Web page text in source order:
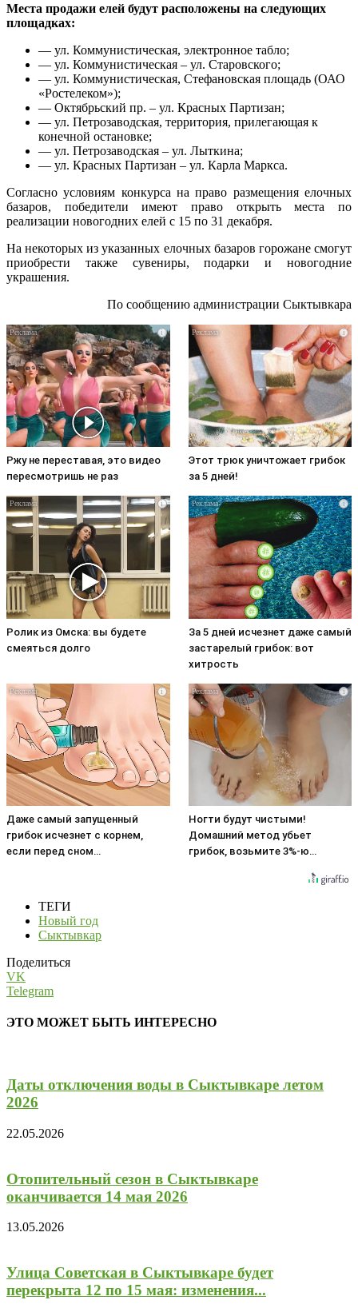
Места продажи елей будут расположены на следующих
площадках:
— ул. Коммунистическая, электронное табло;
— ул. Коммунистическая – ул. Старовского;
— ул. Коммунистическая, Стефановская площадь (ОАО
«Ростелеком»);
— Октябрьский пр. – ул. Красных Партизан;
— ул. Петрозаводская, территория, прилегающая к
конечной остановке;
— ул. Петрозаводская – ул. Лыткина;
— ул. Красных Партизан – ул. Карла Маркса.
Согласно условиям конкурса на право размещения елочных
базаров, победители имеют право открыть места по
реализации новогодних елей с 15 по 31 декабря.
На некоторых из указанных елочных базаров горожане смогут
приобрести также сувениры, подарки и новогодние
украшения.
По сообщению администрации Сыктывкара
i
Ржу не переставая, это видео
пересмотришь не раз
i
Этот трюк уничтожает грибок
за 5 дней!
i
Ролик из Омска: вы будете
смеяться долго
i
За 5 дней исчезнет даже самый
застарелый грибок: вот
хитрость
i
Даже самый запущенный
грибок исчезнет с корнем,
если перед сном…
i
Ногти будут чистыми!
Домашний метод убьет
грибок, возьмите 3%-ю…
ТЕГИ
Новый год
Сыктывкар
Поделиться
VK
Telegram
ЭТО МОЖЕТ БЫТЬ ИНТЕРЕСНО
Даты отключения воды в Сыктывкаре летом
2026
22.05.2026
Отопительный сезон в Сыктывкаре
оканчивается 14 мая 2026
13.05.2026
Улица Советская в Сыктывкаре будет
перекрыта 12 по 15 мая: изменения...